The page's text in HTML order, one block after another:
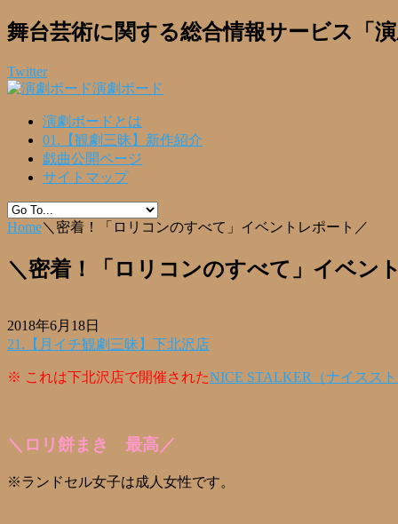
舞台芸術に関する総合情報サービス「演
Twitter
演劇ボード
演劇ボードとは
01.【観劇三昧】新作紹介
戯曲公開ページ
サイトマップ
Home＼密着！「ロリコンのすべて」イベントレポート／
＼密着！「ロリコンのすべて」イベン
2018年6月18日
21.【月イチ観劇三昧】下北沢店
※ これは下北沢店で開催されたNICE STALKER（ナイスス
＼ロリ餅まき 最高／
※ランドセル女子は成人女性です。